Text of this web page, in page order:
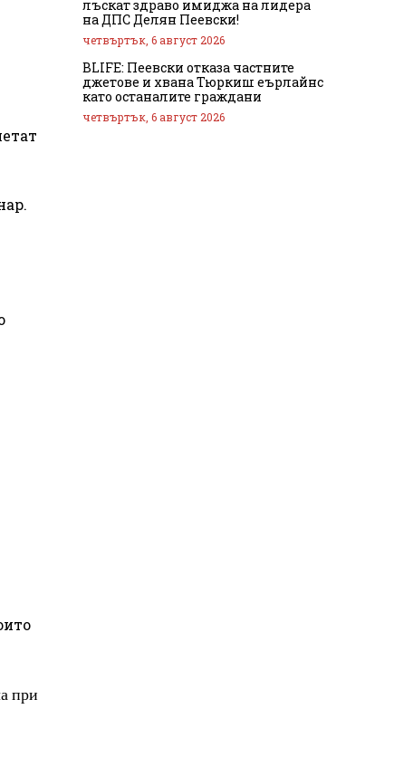
при
лъскат здраво имиджа на лидера
на ДПС Делян Пеевски!
четвъртък, 6 август 2026
BLIFE: Пеевски отказа частните
джетове и хвана Тюркиш еърлайнс
като останалите граждани
четвъртък, 6 август 2026